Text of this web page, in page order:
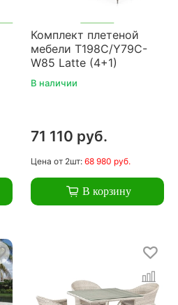
Комплект плетеной
мебели T198C/Y79C-
W85 Latte (4+1)
В наличии
71 110 руб.
Цена от 2шт: 68 980 руб.
В корзину